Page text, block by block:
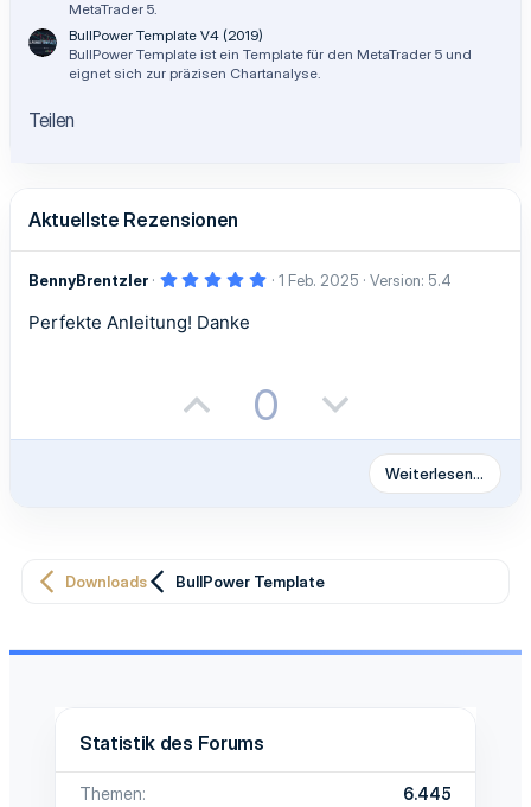
MetaTrader 5.
BullPower Template V4 (2019)
BullPower Template ist ein Template für den MetaTrader 5 und
eignet sich zur präzisen Chartanalyse.
Teilen
Aktuellste Rezensionen
BennyBrentzler
5
r
n
(
1 Feb. 2025 Version: 5.4
Perfekte Anleitung! Danke
o
t
v
S
t
0
e
g
v
t
Weiterlesen…
Downloads BullPower Template
Statistik des Forums
Themen
6.445